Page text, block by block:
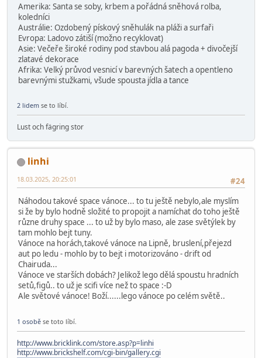
Amerika: Santa se soby, krbem a pořádná sněhová rolba,
koledníci
Austrálie: Ozdobený pískový sněhulák na pláži a surfaři
Evropa: Ladovo zátiší (možno recyklovat)
Asie: Večeře široké rodiny pod stavbou alá pagoda + divočejší
zlatavé dekorace
Afrika: Velký průvod vesnicí v barevných šatech a opentleno
barevnými stužkami, všude spousta jídla a tance
2 lidem se to líbí.
Lust och fägring stor
linhi
#24
18.03.2025, 20:25:01
Náhodou takové space vánoce... to tu ještě nebylo,ale myslím
si že by bylo hodně složité to propojit a namíchat do toho ještě
různe druhy space ... to už by bylo maso, ale zase světýlek by
tam mohlo bejt tuny.
Vánoce na horách,takové vánoce na Lipně, bruslení,přejezd
aut po ledu - mohlo by to bejt i motorizováno - drift od
Chairuda...
Vánoce ve starších dobách? Jelikož lego dělá spoustu hradních
setů,figů.. to už je scifi více než to space :-D
Ale světové vánoce! Boží......lego vánoce po celém světě..
1 osobě se toto líbí.
http://www.bricklink.com/store.asp?p=linhi
http://www.brickshelf.com/cgi-bin/gallery.cgi